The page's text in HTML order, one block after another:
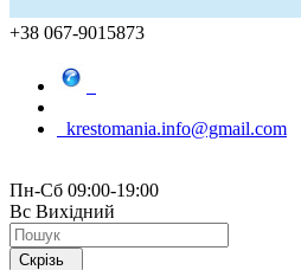
+38 067-9015873
krestomania.info@gmail.com
Пн-Сб 09:00-19:00
Вс Вихідний
Скрізь